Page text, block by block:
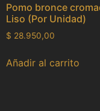
Pomo bronce
Liso (Por Unidad)
$ 28.950,00
Añadir al carrito